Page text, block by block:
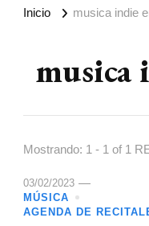
Inicio musica indie
musica
Mostrando: 1 - 1 of 1
03/02/2023
MÚSICA
AGENDA DE